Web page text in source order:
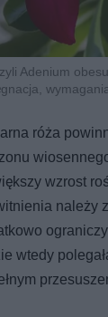
Adenium
róża
wzrost
należy
wtedy